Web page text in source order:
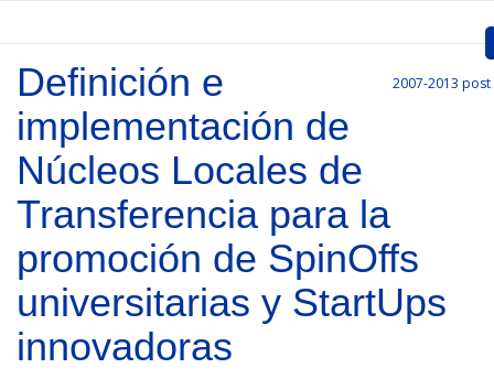
Inicio
Presentation
Call for entries
Approved Projects
Communication
Documents
2007-2013 post
Definición e
implementación de
Núcleos Locales de
Transferencia para la
promoción de SpinOffs
universitarias y StartUps
innovadoras